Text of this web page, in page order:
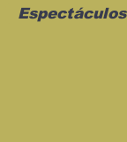
Espectáculos